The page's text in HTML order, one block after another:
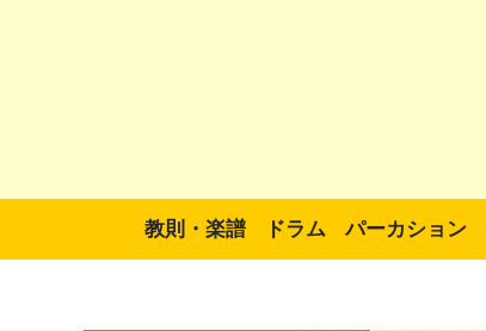
教則・楽譜 ドラム パーカション